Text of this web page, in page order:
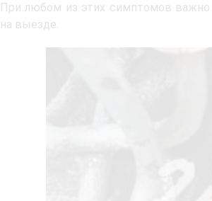
При любом из этих симптомов важно
на выезде.